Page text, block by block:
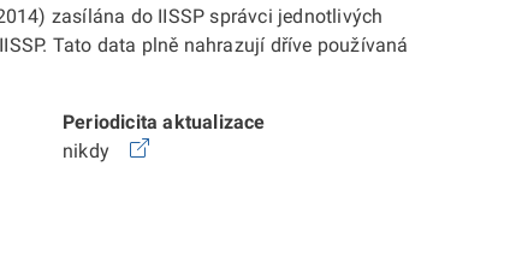
zasílána do IISSP správci jednotlivých
Tato data plně nahrazují dříve používaná
Periodicita aktualizace
nikdy